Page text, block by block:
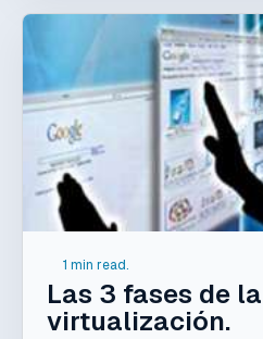
1 min read.
Las 3 fases de la
virtualización.